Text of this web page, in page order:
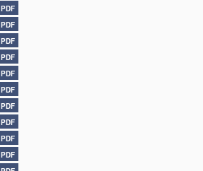
PDF
PDF
PDF
PDF
PDF
PDF
PDF
PDF
PDF
PDF